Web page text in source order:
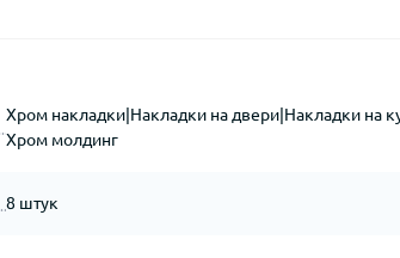
Хром накладки|Накладки на двери|Накладки на
Хром молдинг
8 штук